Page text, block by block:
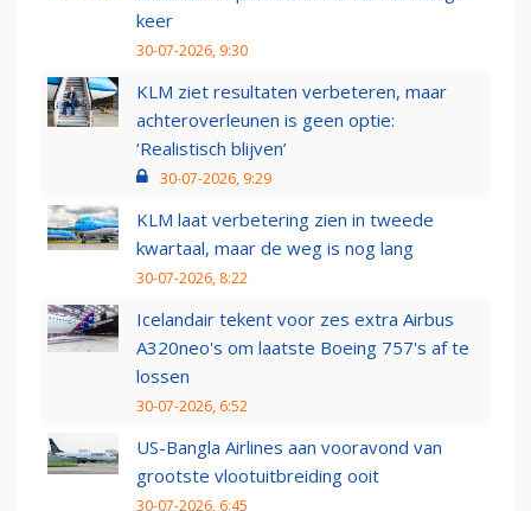
keer
30-07-2026, 9:30
KLM ziet resultaten verbeteren, maar
achteroverleunen is geen optie:
‘Realistisch blijven’
30-07-2026, 9:29
KLM laat verbetering zien in tweede
kwartaal, maar de weg is nog lang
30-07-2026, 8:22
Icelandair tekent voor zes extra Airbus
A320neo's om laatste Boeing 757's af te
lossen
30-07-2026, 6:52
US-Bangla Airlines aan vooravond van
grootste vlootuitbreiding ooit
30-07-2026, 6:45